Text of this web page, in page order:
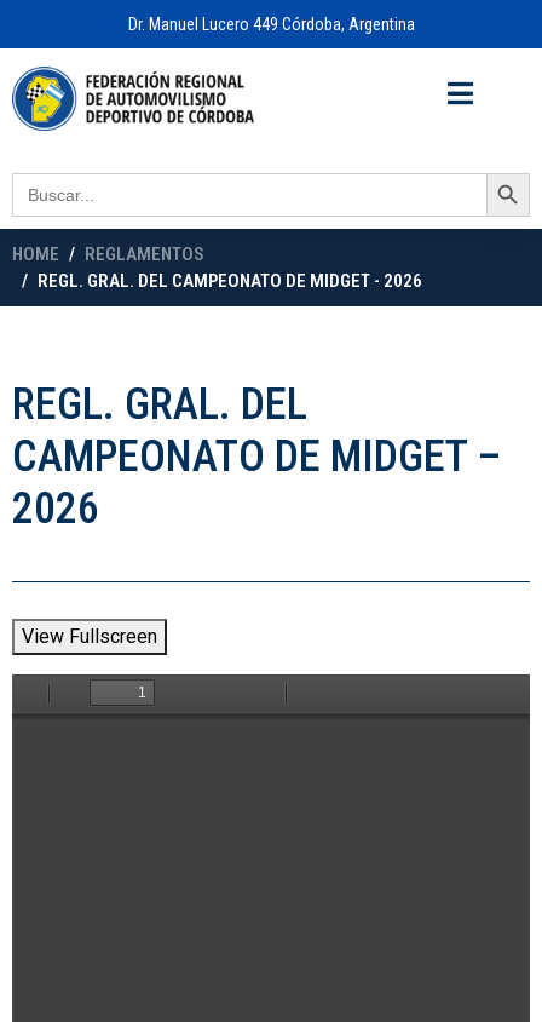
Dr. Manuel Lucero 449 Córdoba, Argentina
Search
for:
Search Button
HOME
REGLAMENTOS
REGL. GRAL. DEL CAMPEONATO DE MIDGET - 2026
REGL. GRAL. DEL
CAMPEONATO DE MIDGET –
2026
View Fullscreen